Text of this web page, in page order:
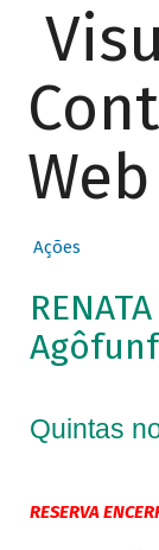
Web
Ações
Quintas
RESERVA